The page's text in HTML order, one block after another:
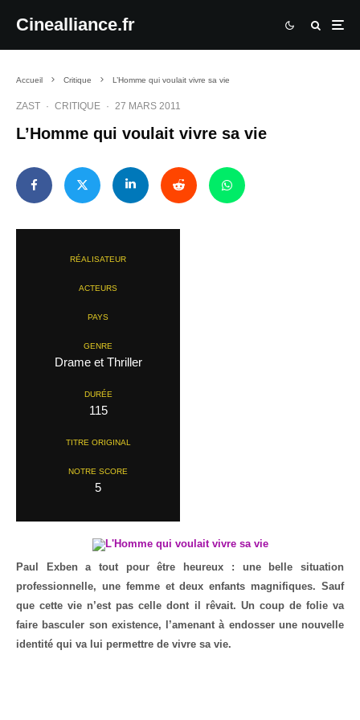
Cinealliance.fr
Accueil Critique L’Homme qui voulait vivre sa vie
ZAST · CRITIQUE · 27 MARS 2011
L’Homme qui voulait vivre sa vie
RÉALISATEUR
ACTEURS
PAYS
GENRE
Drame et Thriller
DURÉE
115
TITRE ORIGINAL
NOTRE SCORE
5
Paul Exben a tout pour être heureux : une belle situation
professionnelle, une femme et deux enfants magnifiques. Sauf
que cette vie n’est pas celle dont il rêvait. Un coup de folie va
faire basculer son existence, l’amenant à endosser une nouvelle
identité qui va lui permettre de vivre sa vie.